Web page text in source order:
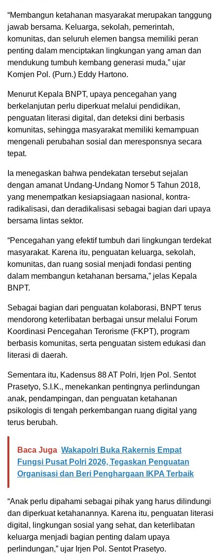
“Membangun ketahanan masyarakat merupakan tanggung
jawab bersama. Keluarga, sekolah, pemerintah,
komunitas, dan seluruh elemen bangsa memiliki peran
penting dalam menciptakan lingkungan yang aman dan
mendukung tumbuh kembang generasi muda,” ujar
Komjen Pol. (Purn.) Eddy Hartono.
Menurut Kepala BNPT, upaya pencegahan yang
berkelanjutan perlu diperkuat melalui pendidikan,
penguatan literasi digital, dan deteksi dini berbasis
komunitas, sehingga masyarakat memiliki kemampuan
mengenali perubahan sosial dan meresponsnya secara
tepat.
Ia menegaskan bahwa pendekatan tersebut sejalan
dengan amanat Undang-Undang Nomor 5 Tahun 2018,
yang menempatkan kesiapsiagaan nasional, kontra-
radikalisasi, dan deradikalisasi sebagai bagian dari upaya
bersama lintas sektor.
“Pencegahan yang efektif tumbuh dari lingkungan terdekat
masyarakat. Karena itu, penguatan keluarga, sekolah,
komunitas, dan ruang sosial menjadi fondasi penting
dalam membangun ketahanan bersama,” jelas Kepala
BNPT.
Sebagai bagian dari penguatan kolaborasi, BNPT terus
mendorong keterlibatan berbagai unsur melalui Forum
Koordinasi Pencegahan Terorisme (FKPT), program
berbasis komunitas, serta penguatan sistem edukasi dan
literasi di daerah.
Sementara itu, Kadensus 88 AT Polri, Irjen Pol. Sentot
Prasetyo, S.I.K., menekankan pentingnya perlindungan
anak, pendampingan, dan penguatan ketahanan
psikologis di tengah perkembangan ruang digital yang
terus berubah.
Baca Juga Wakapolri Buka Rakernis Empat
Fungsi Pusat Polri 2026, Tegaskan Penguatan
Organisasi dan Beri Penghargaan IKPA Terbaik
“Anak perlu dipahami sebagai pihak yang harus dilindungi
dan diperkuat ketahanannya. Karena itu, penguatan literasi
digital, lingkungan sosial yang sehat, dan keterlibatan
keluarga menjadi bagian penting dalam upaya
perlindungan,” ujar Irjen Pol. Sentot Prasetyo.